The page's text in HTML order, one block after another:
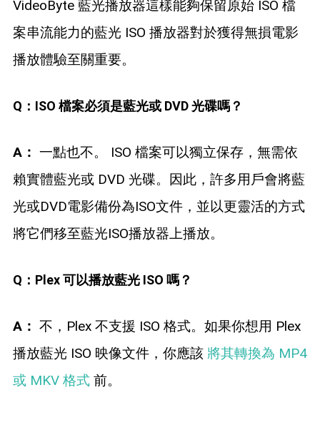
VideoByte 藍光播放器這樣能夠保留原始 ISO 檔
案串流能力的藍光 ISO 播放器對於獲得無損電影
播放體驗至關重要。
Q：ISO 檔案必須是藍光或 DVD 光碟嗎？
A： 一點也不。 ISO 檔案可以獨立保存，無需依
賴實體藍光或 DVD 光碟。因此，許多用戶會將藍
光或DVD電影備份為ISO文件，並以更靈活的方式
將它們移至藍光ISO播放器上播放。
Q：Plex 可以播放藍光 ISO 嗎？
A： 不，Plex 不支援 ISO 格式。如果你想用 Plex
播放藍光 ISO 映像文件，你應該 將其轉換為 MP4
或 MKV 格式前。